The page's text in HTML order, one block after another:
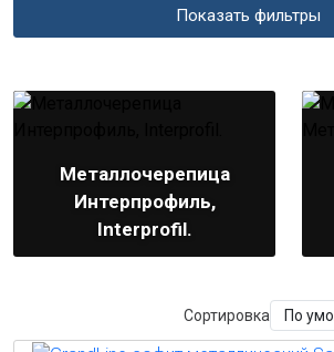
Показать фильтры
Металлочерепица
Интерпрофиль,
Interprofil.
Сортировка